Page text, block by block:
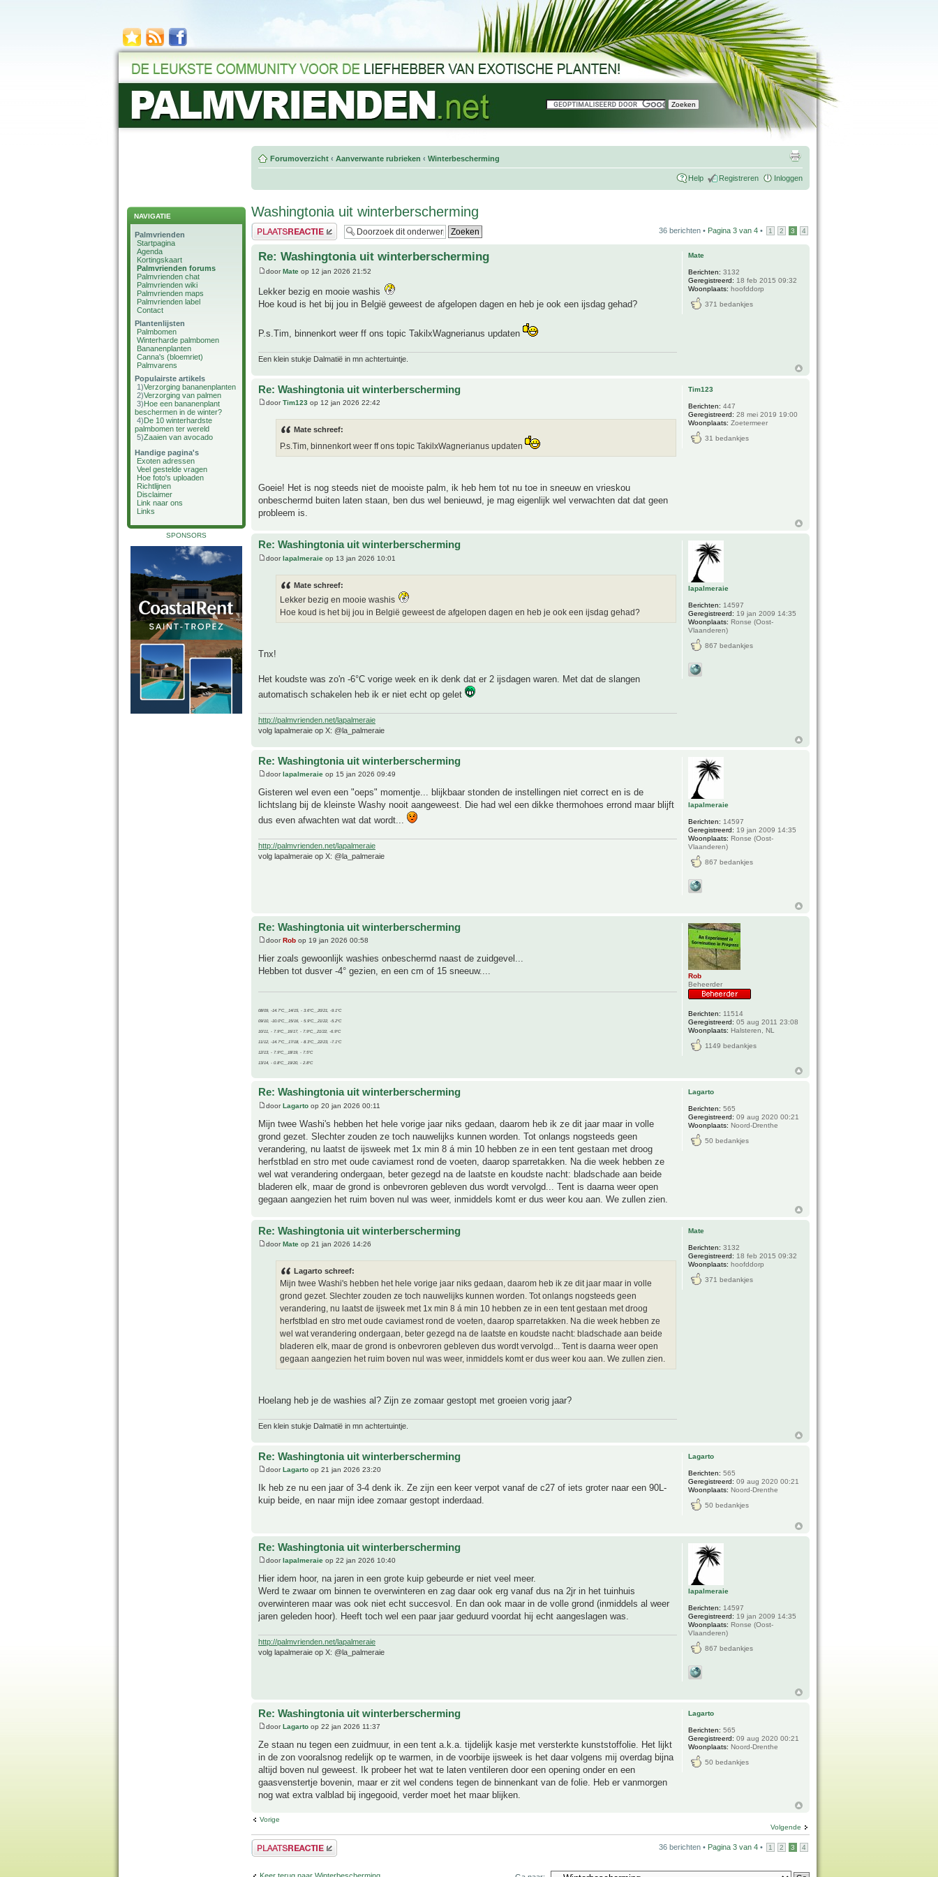
NAVIGATIE
Palmvrienden
Startpagina
Agenda
Kortingskaart
Palmvrienden forums
Palmvrienden chat
Palmvrienden wiki
Palmvrienden maps
Palmvrienden label
Contact
Plantenlijsten
Palmbomen
Winterharde palmbomen
Bananenplanten
Canna's (bloemriet)
Palmvarens
Populairste artikels
1)Verzorging bananenplanten
2)Verzorging van palmen
3)Hoe een bananenplant
beschermen in de winter?
4)De 10 winterhardste
palmbomen ter wereld
5)Zaaien van avocado
Handige pagina's
Exoten adressen
Veel gestelde vragen
Hoe foto's uploaden
Richtlijnen
Disclaimer
Link naar ons
Links
SPONSORS
Forumoverzicht ‹ Aanverwante rubrieken ‹ Winterbescherming
Help Registreren Inloggen
Washingtonia uit winterberscherming
Plaats een reactie 36 berichten • Pagina 3 van 4 • 1 2 3 4
Re: Washingtonia uit winterberscherming
doorMate op 12 jan 2026 21:52
Lekker bezig en mooie washis
Hoe koud is het bij jou in België geweest de afgelopen dagen en heb je ook een ijsdag gehad?
P.s.Tim, binnenkort weer ff ons topic TakilxWagnerianus updaten
Een klein stukje Dalmatië in mn achtertuintje.
Mate
Berichten: 3132
Geregistreerd: 18 feb 2015 09:32
Woonplaats: hoofddorp
371 bedankjes
Re: Washingtonia uit winterberscherming
doorTim123 op 12 jan 2026 22:42
Mate schreef:
P.s.Tim, binnenkort weer ff ons topic TakilxWagnerianus updaten
Goeie! Het is nog steeds niet de mooiste palm, ik heb hem tot nu toe in sneeuw en vrieskou
onbeschermd buiten laten staan, ben dus wel benieuwd, je mag eigenlijk wel verwachten dat dat geen
probleem is.
Tim123
Berichten: 447
Geregistreerd: 28 mei 2019 19:00
Woonplaats: Zoetermeer
31 bedankjes
Re: Washingtonia uit winterberscherming
doorlapalmeraie op 13 jan 2026 10:01
Mate schreef:
Lekker bezig en mooie washis
Hoe koud is het bij jou in België geweest de afgelopen dagen en heb je ook een ijsdag gehad?
Tnx!
Het koudste was zo'n -6°C vorige week en ik denk dat er 2 ijsdagen waren. Met dat de slangen
automatisch schakelen heb ik er niet echt op gelet
http://palmvrienden.net/lapalmeraie
volg lapalmeraie op X: @la_palmeraie
lapalmeraie
Berichten: 14597
Geregistreerd: 19 jan 2009 14:35
Woonplaats: Ronse (Oost-
Vlaanderen)
867 bedankjes
Re: Washingtonia uit winterberscherming
doorlapalmeraie op 15 jan 2026 09:49
Gisteren wel even een "oeps" momentje... blijkbaar stonden de instellingen niet correct en is de
lichtslang bij de kleinste Washy nooit aangeweest. Die had wel een dikke thermohoes errond maar blijft
dus even afwachten wat dat wordt...
http://palmvrienden.net/lapalmeraie
volg lapalmeraie op X: @la_palmeraie
lapalmeraie
Berichten: 14597
Geregistreerd: 19 jan 2009 14:35
Woonplaats: Ronse (Oost-
Vlaanderen)
867 bedankjes
Re: Washingtonia uit winterberscherming
doorRob op 19 jan 2026 00:58
Hier zoals gewoonlijk washies onbeschermd naast de zuidgevel...
Hebben tot dusver -4° gezien, en een cm of 15 sneeuw....
08/09, -14.7°C__14/15, - 3.6°C__20/21, -9.1°C
09/10, -10.0°C__15/16, - 5.9°C__21/22, -5.2°C
10/11, - 7.9°C__16/17, - 7.9°C__21/22, -6.9°C
11/12, -14.7°C__17/18, - 8.3°C__22/23, -7.1°C
12/13, - 7.9°C__18/19, - 7.5°C
13/14, - 0.8°C__19/20, - 2.8°C
Rob
Beheerder
Berichten: 11514
Geregistreerd: 05 aug 2011 23:08
Woonplaats: Halsteren, NL
1149 bedankjes
Re: Washingtonia uit winterberscherming
doorLagarto op 20 jan 2026 00:11
Mijn twee Washi's hebben het hele vorige jaar niks gedaan, daarom heb ik ze dit jaar maar in volle
grond gezet. Slechter zouden ze toch nauwelijks kunnen worden. Tot onlangs nogsteeds geen
verandering, nu laatst de ijsweek met 1x min 8 á min 10 hebben ze in een tent gestaan met droog
herfstblad en stro met oude caviamest rond de voeten, daarop sparretakken. Na die week hebben ze
wel wat verandering ondergaan, beter gezegd na de laatste en koudste nacht: bladschade aan beide
bladeren elk, maar de grond is onbevroren gebleven dus wordt vervolgd... Tent is daarna weer open
gegaan aangezien het ruim boven nul was weer, inmiddels komt er dus weer kou aan. We zullen zien.
Lagarto
Berichten: 565
Geregistreerd: 09 aug 2020 00:21
Woonplaats: Noord-Drenthe
50 bedankjes
Re: Washingtonia uit winterberscherming
doorMate op 21 jan 2026 14:26
Lagarto schreef:
Mijn twee Washi's hebben het hele vorige jaar niks gedaan, daarom heb ik ze dit jaar maar in volle
grond gezet. Slechter zouden ze toch nauwelijks kunnen worden. Tot onlangs nogsteeds geen
verandering, nu laatst de ijsweek met 1x min 8 á min 10 hebben ze in een tent gestaan met droog
herfstblad en stro met oude caviamest rond de voeten, daarop sparretakken. Na die week hebben ze
wel wat verandering ondergaan, beter gezegd na de laatste en koudste nacht: bladschade aan beide
bladeren elk, maar de grond is onbevroren gebleven dus wordt vervolgd... Tent is daarna weer open
gegaan aangezien het ruim boven nul was weer, inmiddels komt er dus weer kou aan. We zullen zien.
Hoelang heb je de washies al? Zijn ze zomaar gestopt met groeien vorig jaar?
Een klein stukje Dalmatië in mn achtertuintje.
Mate
Berichten: 3132
Geregistreerd: 18 feb 2015 09:32
Woonplaats: hoofddorp
371 bedankjes
Re: Washingtonia uit winterberscherming
door Lagarto op 21 jan 2026 23:20
Ik heb ze nu een jaar of 3-4 denk ik. Ze zijn een keer verpot vanaf de c27 of iets groter naar een 90L-
kuip beide, en naar mijn idee zomaar gestopt inderdaad.
Lagarto
Berichten: 565
Geregistreerd: 09 aug 2020 00:21
Woonplaats: Noord-Drenthe
50 bedankjes
Re: Washingtonia uit winterberscherming
door lapalmeraie op 22 jan 2026 10:40
Hier idem hoor, na jaren in een grote kuip gebeurde er niet veel meer.
Werd te zwaar om binnen te overwinteren en zag daar ook erg vanaf dus na 2jr in het tuinhuis
overwinteren maar was ook niet echt succesvol. En dan ook maar in de volle grond (inmiddels al weer
jaren geleden hoor). Heeft toch wel een paar jaar geduurd voordat hij echt aangeslagen was.
http://palmvrienden.net/lapalmeraie
volg lapalmeraie op X: @la_palmeraie
lapalmeraie
Berichten: 14597
Geregistreerd: 19 jan 2009 14:35
Woonplaats: Ronse (Oost-
Vlaanderen)
867 bedankjes
Re: Washingtonia uit winterberscherming
door Lagarto op 22 jan 2026 11:37
Ze staan nu tegen een zuidmuur, in een tent a.k.a. tijdelijk kasje met versterkte kunststoffolie. Het lijkt
in de zon vooralsnog redelijk op te warmen, in de voorbije ijsweek is het daar volgens mij overdag bijna
altijd boven nul geweest. Ik probeer het wat te laten ventileren door een opening onder en een
gaasvenstertje bovenin, maar er zit wel condens tegen de binnenkant van de folie. Heb er vanmorgen
nog wat extra valblad bij ingegooid, verder moet het maar blijken.
Lagarto
Berichten: 565
Geregistreerd: 09 aug 2020 00:21
Woonplaats: Noord-Drenthe
50 bedankjes
Vorige
Volgende
Plaats een reactie 36 berichten • Pagina 3 van 4 • 1 2 3 4